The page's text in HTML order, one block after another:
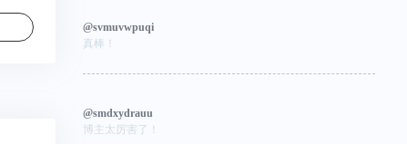
@svmuvwpuqi
真棒！
@smdxydrauu
博主太厉害了！